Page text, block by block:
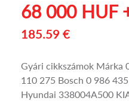
68 000 HUF
185.59 €
Gyári cikkszámok Márka
110 275 Bosch 0 986
Hyundai 338004A500